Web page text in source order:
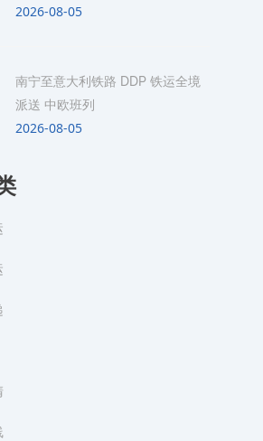
2026-08-05
南宁至意大利铁路 DDP 铁运全境
派送 中欧班列
2026-08-05